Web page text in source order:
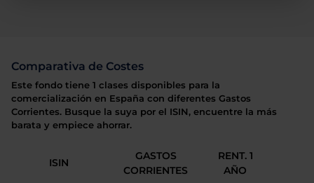
Comparativa de Costes
Este fondo tiene 1 clases disponibles para la
comercialización en España con diferentes Gastos
Corrientes. Busque la suya por el ISIN, encuentre la más
barata y empiece ahorrar.
ISIN
GASTOS
CORRIENTES
RENT. 1
AÑO